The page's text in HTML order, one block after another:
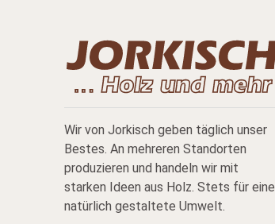
Wir von Jorkisch geben täglich unser
Bestes. An mehreren Standorten
produzieren und handeln wir mit
starken Ideen aus Holz. Stets für eine
natürlich gestaltete Umwelt.